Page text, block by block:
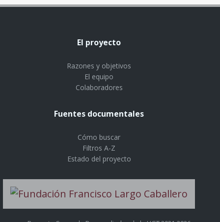
El proyecto
Razones y objetivos
El equipo
Colaboradores
Fuentes documentales
Cómo buscar
Filtros A-Z
Estado del proyecto